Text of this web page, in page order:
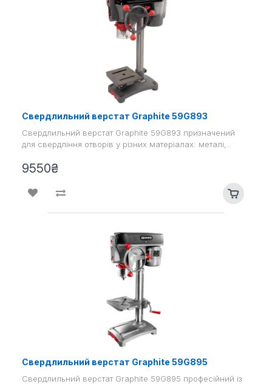
Свердлильний верстат Graphite 59G893
Свердлильний верстат Graphite 59G893 призначений
для свердління отворів у різних матеріалах: металі,..
9550₴
Свердлильний верстат Graphite 59G895
Свердлильний верстат Graphite 59G895 професійний із